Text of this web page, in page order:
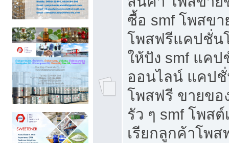
ซื้อ smf โพสข
โพสฟรีแคปชั่น
ให้ปัง smf แค
ออนไลน์ แคป
โพสฟรี ขายขอ
รัว ๆ smf โพส
เรียกลูกค้าโพส